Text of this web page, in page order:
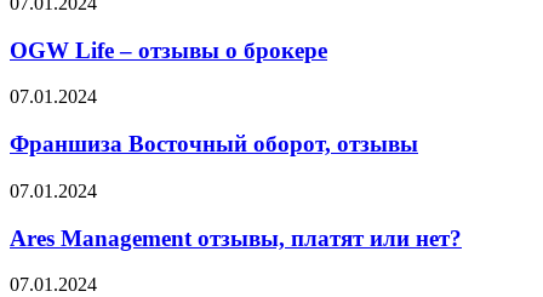
этом
партнёры
миф?
–
отзывы
о
OGW Life – отзывы о брокере
Франшиза
оборот,
отзывы
07.01.2024
Франшиза Восточный оборот, отзывы
Ares
отзывы,
платят
или
07.01.2024
Ares Management отзывы, платят или нет?
GuardCapital
07.01.2024